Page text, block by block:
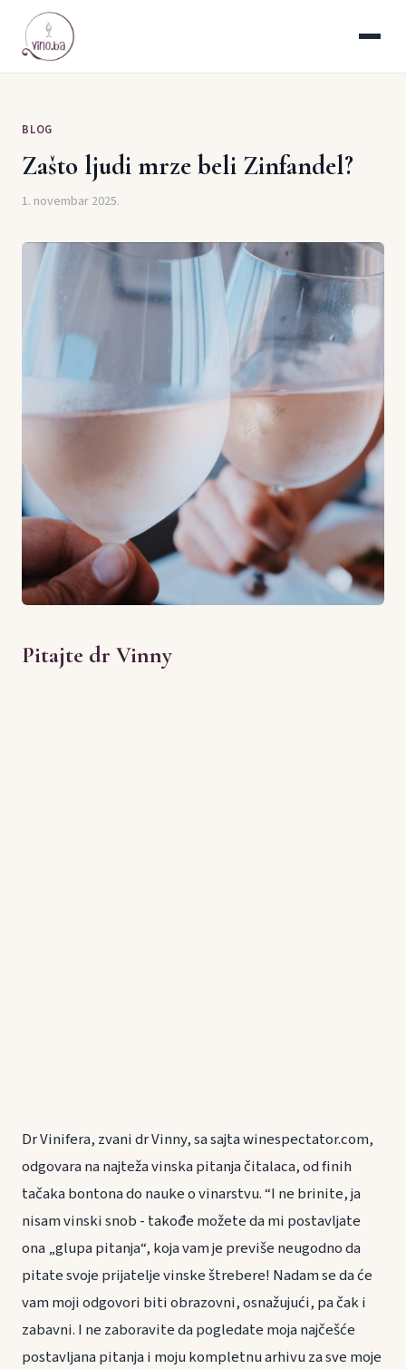
BLOG
Zašto ljudi mrze beli Zinfandel?
1. novembar 2025.
Pitajte dr Vinny
Dr Vinifera, zvani dr Vinny, sa sajta winespectator.com,
odgovara na najteža vinska pitanja čitalaca, od finih
tačaka bontona do nauke o vinarstvu. “I ne brinite, ja
nisam vinski snob - takođe možete da mi postavljate
ona „glupa pitanja“, koja vam je previše neugodno da
pitate svoje prijatelje vinske štrebere! Nadam se da će
vam moji odgovori biti obrazovni, osnažujući, pa čak i
zabavni. I ne zaboravite da pogledate moja najčešće
postavljana pitanja i moju kompletnu arhivu za sve moje